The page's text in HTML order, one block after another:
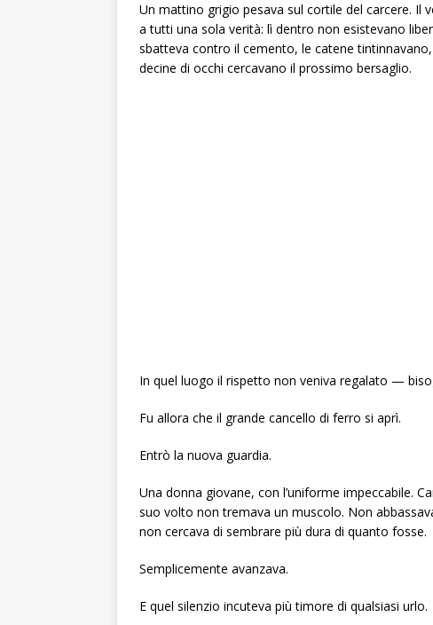
Un mattino grigio pesava sul cortile del carcere. Il
a tutti una sola verità: lì dentro non esistevano
sbatteva contro il cemento, le catene
decine di occhi cercavano il prossimo bersaglio.
In quel luogo il rispetto non veniva regalato —
Fu allora che il grande cancello di ferro si aprì.
Entrò la nuova guardia.
Una donna giovane, con l’uniforme impeccabile.
suo volto non tremava un muscolo. Non
non cercava di sembrare più dura di quanto fosse.
Semplicemente avanzava.
E quel silenzio incuteva più timore di qualsiasi urlo.